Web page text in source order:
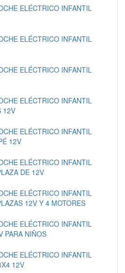
ELÉCTRICO INFANTIL
ELÉCTRICO INFANTIL
ELÉCTRICO INFANTIL
ELÉCTRICO INFANTIL
12V
ELÉCTRICO INFANTIL
12V
ELÉCTRICO INFANTIL
DE 12V
ELÉCTRICO INFANTIL
12V Y 4 MOTORES
ELÉCTRICO INFANTIL
PARA NIÑOS
ELÉCTRICO INFANTIL
12V